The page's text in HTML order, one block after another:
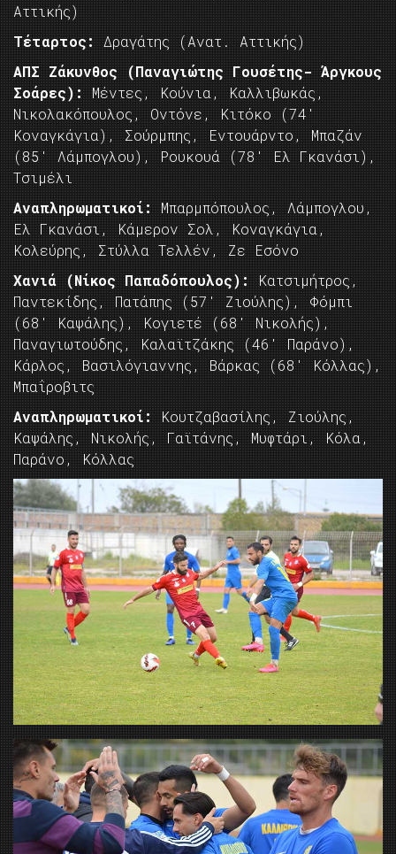
Αττικής)
Τέταρτος:
Δραγάτης (Ανατ. Αττικής)
ΑΠΣ Ζάκυνθος (Παναγιώτης Γουσέτης- Άργκους
Σοάρες):
Μέντες, Κούνια, Καλλιβωκάς,
Νικολακόπουλος, Οντόνε, Κιτόκο (74′
Κοναγκάγια), Σούρμπης, Εντουάρντο, Μπαζάν
(85′ Λάμπογλου), Ρουκουά (78′ Ελ Γκανάσι),
Τσιμέλι
Αναπληρωματικοί:
Μπαρμπόπουλος, Λάμπογλου,
Ελ Γκανάσι, Κάμερον Σολ, Κοναγκάγια,
Κολεύρης, Στύλλα Τελλέν, Ζε Εσόνο
Χανιά (Νίκος Παπαδόπουλος):
Κατσιμήτρος,
Παντεκίδης, Πατάπης (57′ Ζιούλης), Φόμπι
(68′ Καψάλης), Κογιετέ (68′ Νικολής),
Παναγιωτούδης, Καλαϊτζάκης (46′ Παράνο),
Κάρλος, Βασιλόγιαννης, Βάρκας (68′ Κόλλας),
Μπαΐροβιτς
Αναπληρωματικοί: Κουτζαβασίλης, Ζιούλης,
Καψάλης, Νικολής, Γαϊτάνης, Μυφτάρι, Κόλα,
Παράνο, Κόλλας